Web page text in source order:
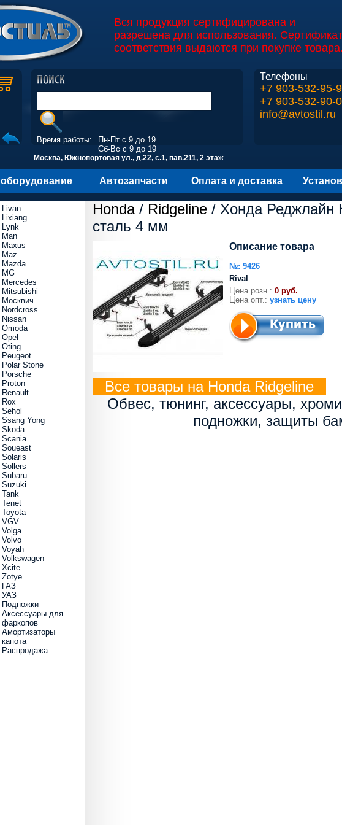
Вся продукция сертифицирована и
разрешена для использования.
соответствия выдаются при покупке товара.
Телефоны
+7 903-532-95-
+7 903-532-90-
info@avtostil.ru
Время работы:
Пн-Пт с 9 до 19
Сб-Вс с 9 до 19
Москва, Южнопортовая ул., д.22, с.1, пав.211, 2 этаж
Автозапчасти Оплата и доставка
Honda/ Ridgeline / Хонда Реджлайн
сталь 4 мм
Описание товара
№: 9426
Rival
Цена розн.: 0 руб.
Цена опт.: узнать цену
Все товары на Honda Ridgeline
Обвес, тюнинг, аксессуары,
подножки, защиты
Livan
Lixiang
Lynk
Man
Maxus
Maz
Mazda
MG
Mercedes
Mitsubishi
Москвич
Nordcross
Nissan
Omoda
Opel
Oting
Peugeot
Polar Stone
Porsche
Proton
Renault
Rox
Sehol
Ssang Yong
Skoda
Scania
Soueast
Solaris
Sollers
Subaru
Suzuki
Tank
Tenet
Toyota
VGV
Volga
Volvo
Voyah
Volkswagen
Xcite
Zotye
ГАЗ
УАЗ
Подножки
Аксессуары для
фаркопов
Амортизаторы
капота
Распродажа